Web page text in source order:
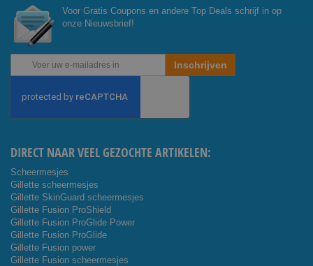
Voor Gratis Coupons en andere Top Deals schrijf in op
onze Nieuwsbrief!
Abonneer
onze
Inschrijven
DIRECT NAAR VEEL GEZOCHTE ARTIKELEN:
Scheermesjes
Gillette scheermesjes
Gillette SkinGuard scheermesjes
Gillette Fusion ProShield
Gillette Fusion ProGlide Power
Gillette Fusion ProGlide
Gillette Fusion power
Gillette Fusion scheermesjes